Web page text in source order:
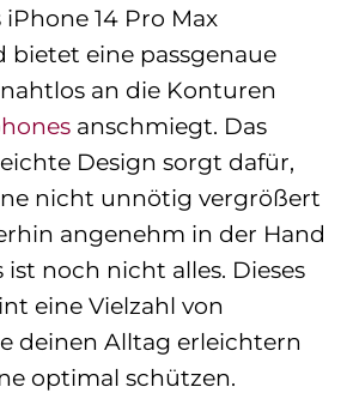
14 Pro Max
eine passgenaue
an die Konturen
anschmiegt. Das
Design sorgt dafür,
nicht unnötig vergrößert
angenehm in der Hand
ist noch nicht alles. Dieses
eine Vielzahl von
deinen Alltag erleichtern
optimal schützen.